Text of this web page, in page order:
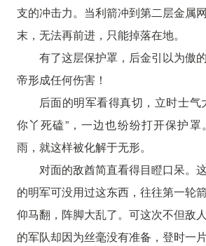
支的冲击力。当利箭冲到第二层金属
末，无法再前进，只能掉落在地。
有了这层保护罩，后金引以为傲
帝形成任何伤害！
后面的明军看得真切，立时士气
你丫死磕”，一边也纷纷打开保护
雨，就这样被化解于无形。
对面的敌酋简直看得目瞪口呆。
的明军可没用过这东西，往往第一轮
仰马翻，阵脚大乱了。可这次不但敌
的军队却因为丝毫没有准备，登时一